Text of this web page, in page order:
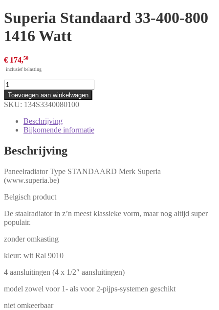
Superia Standaard 33-400-800
1416 Watt
€ 174,50
inclusief belasting
Superia
Standaard
33-
400-
1416
aantal
Toevoegen aan winkelwagen
SKU: 134S3340080100
Beschrijving
Bijkomende informatie
Beschrijving
Paneelradiator Type STANDAARD Merk Superia
(www.superia.be)
Belgisch product
De staalradiator in z’n meest klassieke vorm, maar nog altijd super
populair.
zonder omkasting
kleur: wit Ral 9010
4 aansluitingen (4 x 1/2″ aansluitingen)
model zowel voor 1- als voor 2-pijps-systemen geschikt
niet omkeerbaar